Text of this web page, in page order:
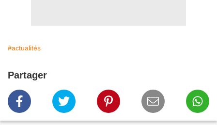
#actualités
Partager